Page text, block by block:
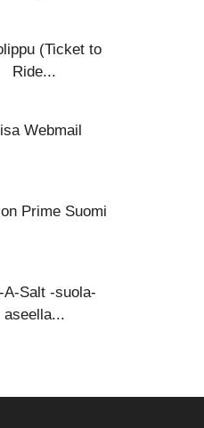
(Ticket to
Ride...
Webmail
Prime Suomi
A-Salt -suola-
aseella...